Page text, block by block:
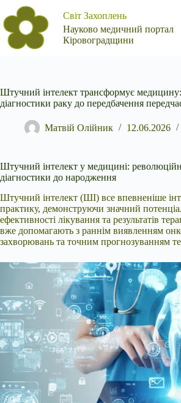
Перейти
до
вмісту
Світ Захоплень
Науково медичний портал
Кіровоградщини
Штучний інтелект трансформує медицину:
діагностики раку до передбачення
Матвій Олійник 12.06.2026
Штучний інтелект у медицині:
діагностики до народження
Штучний інтелект (ШІ) все впевненіше
практику, демонструючи значний
ефективності лікування та результатів
вже допомагають з раннім виявленням
захворювань та точним прогнозуванням